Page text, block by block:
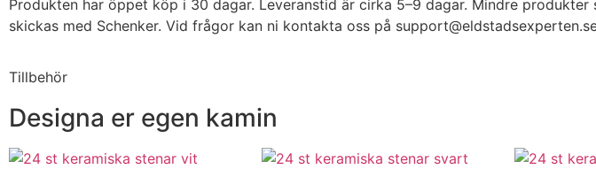
Produkten har öppet köp i 30 dagar. Leveranstid är cirka 5–9 dagar. Mindre
skickas med Schenker. Vid frågor kan ni kontakta oss på
Tillbehör
Designa er egen kamin